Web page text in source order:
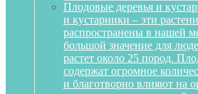
Плодовые деревья и
и кустарники – эти
распространены в нашей
большой значение для
растет около 25 пород.
содержат огромное
и благотворно влияют на